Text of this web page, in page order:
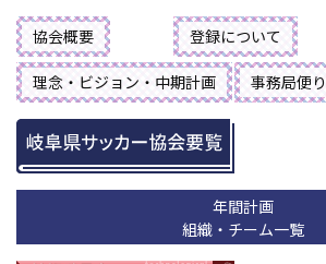
協会概要 登録について
理念・ビジョン・中期計画 事務局便り
年間計画
組織・チーム一覧